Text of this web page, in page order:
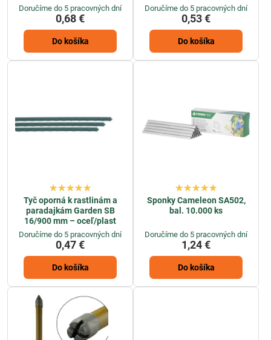
Doručíme do 5 pracovných dní
0,68 €
Do košíka
Doručíme do 5 pracovných dní
0,53 €
Do košíka
Tyč oporná k rastlinám a
paradajkám Garden SB
16/900 mm – oceľ/plast
Doručíme do 5 pracovných dní
0,47 €
Do košíka
Sponky Cameleon SA502,
bal. 10.000 ks
Doručíme do 5 pracovných dní
1,24 €
Do košíka